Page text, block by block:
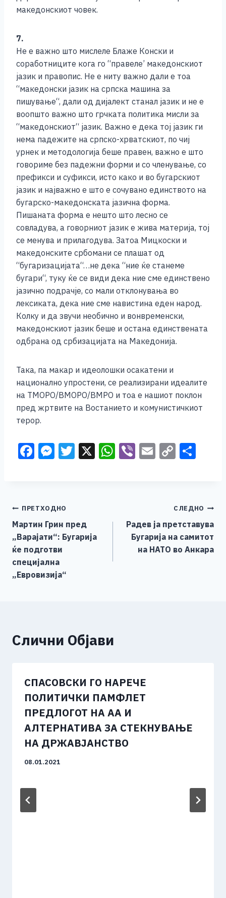
македонскиот човек.
7.
Не е важно што мислеле Блаже Конски и
соработниците кога го “правеле’ македонскиот
јазик и правопис. Не е ниту важно дали е тоа
“македонски јазик на српска машина за
пишување“, дали од дијалект станал јазик и не е
воопшто важно што грчката политика мисли за
“македонскиот“ јазик. Важно е дека тој јазик ги
нема падежите на српско-хрватскиот, по чиј
урнек и методологија беше правен, важно е што
говориме без падежни форми и со членување, со
префикси и суфикси, исто како и во бугарскиот
јазик и најважно е што е сочувано единството на
бугарско-македонската јазична форма.
Пишаната форма е нешто што лесно се
совладува, а говорниот јазик е жива материја, тој
се менува и прилагодува. Затоа Мицкоски и
македонските србомани се плашат од
“бугаризацијата“…не дека “ние ќе станеме
бугари“, туку ќе се види дека ние сме единствено
јазично подрачје, со мали отклонувања во
лексиката, дека ние сме навистина еден народ.
Колку и да звучи необично и вонвременски,
македонскиот јазик беше и остана единствената
одбрана од србизацијата на Македонија.
Така, па макар и идеолошки осакатени и
национално упростени, се реализирани идеалите
на ТМОРО/ВМОРО/ВМРО и тоа е нашиот поклон
пред жртвите на Востанието и комунистичкиот
терор.
F
b
o
o
k
M
n
g
er
T X W Vi E C
Li
n
k
Навигација
на
напис
ПРЕТХОДНО
Мартин Грин пред
„Варајати“: Бугарија
ќе подготви
специјална
„Евровизија“
СЛЕДНО
Радев ја претставува
Бугарија на самитот
на НАТО во Анкара
Слични Објави
СПАСОВСКИ ГО НАРЕЧЕ
ПОЛИТИЧКИ ПАМФЛЕТ
ПРЕДЛОГОТ НА АА И
АЛТЕРНАТИВА ЗА СТЕКНУВАЊЕ
НА ДРЖАВЈАНСТВО
08.01.2021